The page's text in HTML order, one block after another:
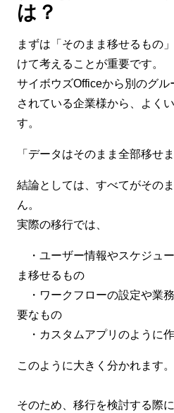
は？
まずは「そのまま移せるもの
けて考えることが重要です。
サイボウズOfficeから別のグ
されている企業様から、よく
す。
「データはそのまま全部移せ
結論としては、すべてがその
ん。
実際の移行では、
・ユーザー情報やスケジュ
ま移せるもの
・ワークフローの設定や業
要なもの
・カスタムアプリのように
このように大きく分かれます。
そのため、移行を検討する際